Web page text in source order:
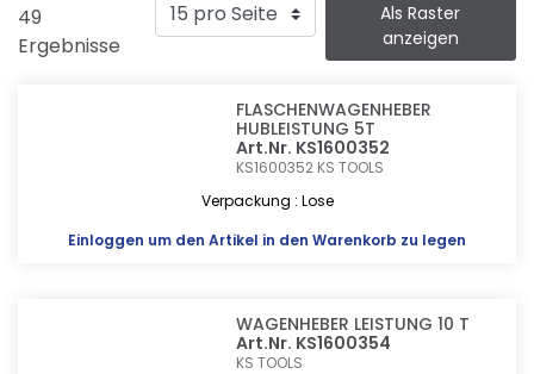
49
Ergebnisse
Als Raster
anzeigen
FLASCHENWAGENHEBER
HUBLEISTUNG 5T
Art.Nr. KS1600352
KS1600352 KS TOOLS
Verpackung : Lose
Einloggen um den Artikel in den Warenkorb zu legen
WAGENHEBER LEISTUNG 10 T
Art.Nr. KS1600354
KS TOOLS